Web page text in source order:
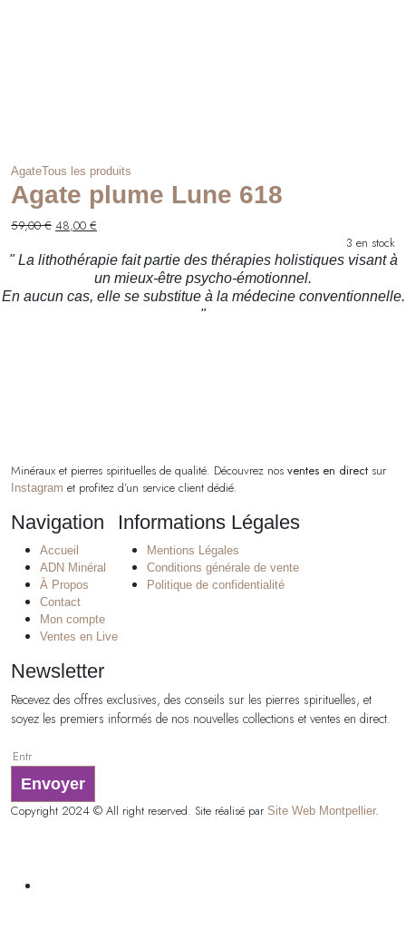
AgateTous les produits
Agate plume Lune 618
59,00€ Le
initial
59,00 €.
48,00 €
actuel
est :
48,00 €.
3 en stock
" La lithothérapie fait partie des thérapies holistiques visant à
un mieux-être psycho-émotionnel.
En aucun cas, elle se substitue à la médecine conventionnelle.
"
Minéraux et pierres spirituelles de qualité. Découvrez nos ventes en direct sur
Instagram et profitez d’un service client dédié.
Navigation
Accueil
ADN Minéral
À Propos
Contact
Mon compte
Ventes en Live
Informations Légales
Mentions Légales
Conditions générale de vente
Politique de confidentialité
Newsletter
Recevez des offres exclusives, des conseils sur les pierres spirituelles, et
soyez les premiers informés de nos nouvelles collections et ventes en direct.
Envoyer
Copyright 2024 © All right reserved. Site réalisé par Site Web Montpellier.